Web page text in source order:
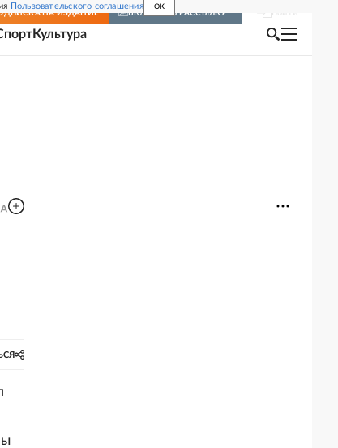
Пользовательского соглашения OK
НА ИЗДАНИЕ ВКЛЮЧИТЬ РАССЫЛКУ
Культура